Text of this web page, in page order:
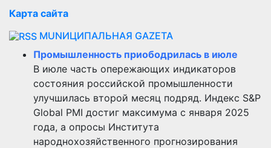
Карта сайта
MUNИЦИПАЛЬНАЯ GAZЕТА
Промышленность приободрилась в июле
В июле часть опережающих индикаторов
состояния российской промышленности
улучшилась второй месяц подряд. Индекс S&P
Global PMI достиг максимума с января 2025
года, а опросы Института
народнохозяйственного прогнозирования